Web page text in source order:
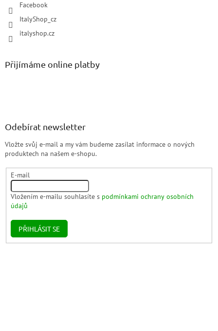
Facebook
ItalyShop_cz
italyshop.cz
Přijímáme online platby
Odebírat newsletter
Vložte svůj e-mail a my vám budeme zasílat informace o nových
produktech na našem e-shopu.
E-mail
Vložením e-mailu souhlasíte s podmínkami ochrany osobních
údajů
PŘIHLÁSIT SE